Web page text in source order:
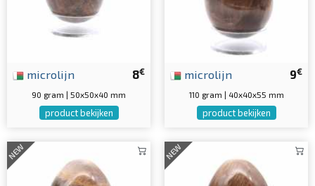
8€
microlijn
90 gram | 50x50x40 mm
product bekijken
9€
microlijn
110 gram | 40x40x55 mm
product bekijken
NEW NEW